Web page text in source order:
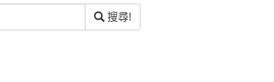
搜尋!